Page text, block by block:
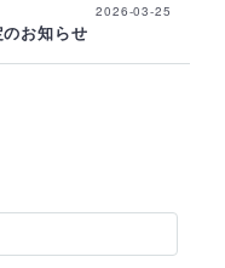
2026-03-25
お知らせ